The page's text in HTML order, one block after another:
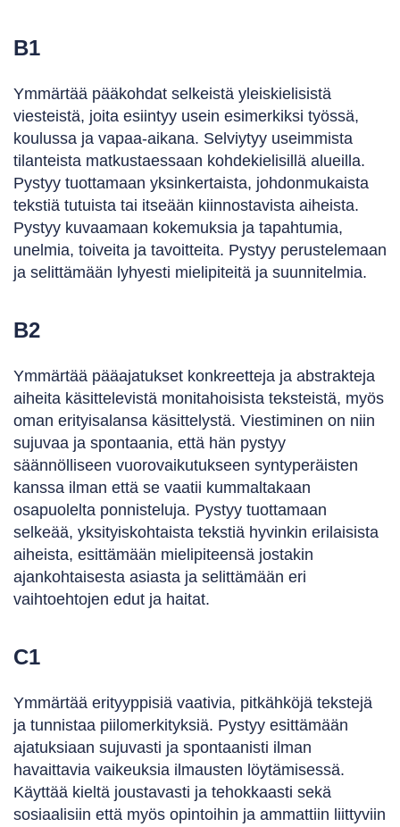
B1
Ymmärtää pääkohdat selkeistä yleiskielisistä
viesteistä, joita esiintyy usein esimerkiksi työssä,
koulussa ja vapaa-aikana. Selviytyy useimmista
tilanteista matkustaessaan kohdekielisillä alueilla.
Pystyy tuottamaan yksinkertaista, johdonmukaista
tekstiä tutuista tai itseään kiinnostavista aiheista.
Pystyy kuvaamaan kokemuksia ja tapahtumia,
unelmia, toiveita ja tavoitteita. Pystyy perustelemaan
ja selittämään lyhyesti mielipiteitä ja suunnitelmia.
B2
Ymmärtää pääajatukset konkreetteja ja abstrakteja
aiheita käsittelevistä monitahoisista teksteistä, myös
oman erityisalansa käsittelystä. Viestiminen on niin
sujuvaa ja spontaania, että hän pystyy
säännölliseen vuorovaikutukseen syntyperäisten
kanssa ilman että se vaatii kummaltakaan
osapuolelta ponnisteluja. Pystyy tuottamaan
selkeää, yksityiskohtaista tekstiä hyvinkin erilaisista
aiheista, esittämään mielipiteensä jostakin
ajankohtaisesta asiasta ja selittämään eri
vaihtoehtojen edut ja haitat.
C1
Ymmärtää erityyppisiä vaativia, pitkähköjä tekstejä
ja tunnistaa piilomerkityksiä. Pystyy esittämään
ajatuksiaan sujuvasti ja spontaanisti ilman
havaittavia vaikeuksia ilmausten löytämisessä.
Käyttää kieltä joustavasti ja tehokkaasti sekä
sosiaalisiin että myös opintoihin ja ammattiin liittyviin